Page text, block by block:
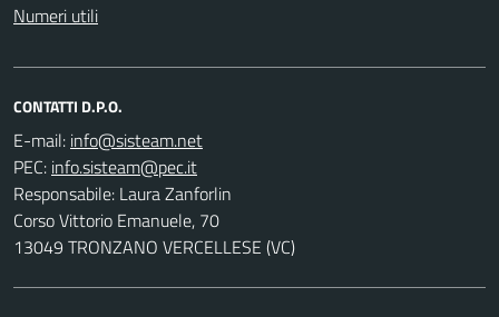
Numeri utili
CONTATTI D.P.O.
E-mail:
PEC:
Responsabile: Laura Zanforlin
Corso Vittorio Emanuele, 70
13049 TRONZANO VERCELLESE (VC)